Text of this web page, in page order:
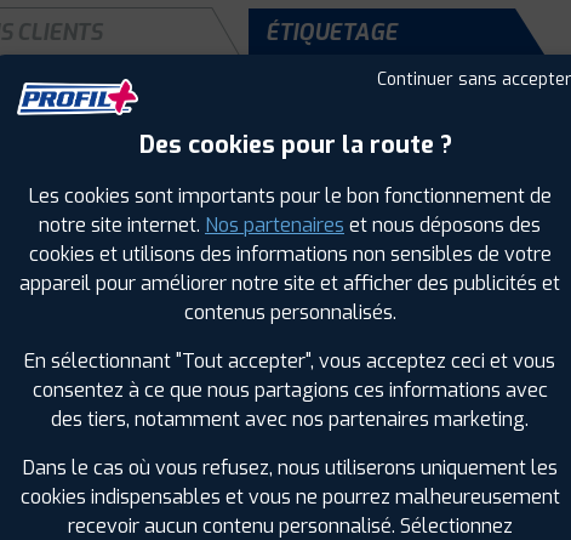
CLIENTS ÉTIQUETAGE
Été
Largeur :225
Hauteur :70
Diamètre :15
Charge :112
Bruit de roulement externe : 72
Résistance au roulement :
Adhérence sur sol mouillé : A
Code EAN :
Continuer sans
Des cookies pour la route ?
Les cookies sont importants pour le bon fonctionnement de
notre site internet. Nos partenaires et nous déposons des
cookies et utilisons des informations non sensibles de votre
appareil pour améliorer notre site et afficher des publicités et
contenus personnalisés.
En sélectionnant "Tout accepter", vous acceptez ceci et vous
consentez à ce que nous partagions ces informations avec
des tiers, notamment avec nos partenaires marketing.
Dans le cas où vous refusez, nous utiliserons uniquement les
cookies indispensables et vous ne pourrez malheureusement
recevoir aucun contenu personnalisé. Sélectionnez